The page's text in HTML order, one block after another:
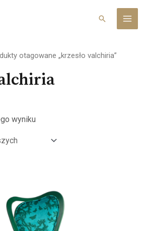
Search
otagowane „krzesło valchiria”
wyniku